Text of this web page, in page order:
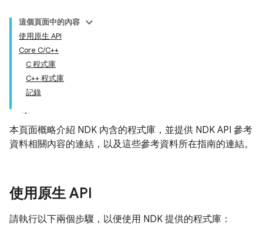
這個頁面中的內容
使用原生 API
Core C/C++
C 程式庫
C++ 程式庫
記錄
本頁面概略介紹 NDK 內含的程式庫，並提供 NDK API 參考
資料相關內容的連結，以及這些參考資料所在指南的連結。
使用原生 API
請執行以下兩個步驟，以便使用 NDK 提供的程式庫：